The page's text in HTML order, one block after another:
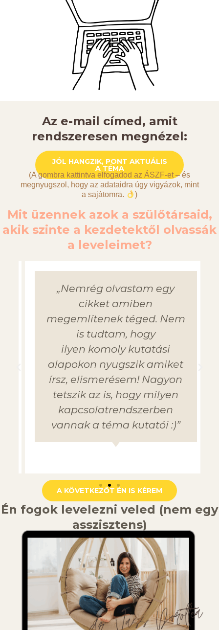
Az e-mail címed, amit
rendszeresen megnézel:
JÓL HANGZIK, PONT AKTUÁLIS
A TÉMA
(A gombra kattintva elfogadod az ÁSZF-et – és
megnyugszol, hogy az adataidra úgy vigyázok, mint
a sajátomra.
)
Mit üzennek azok a szülőtársaid,
akik szinte a kezdetektől olvassák
a leveleimet?
„Nemrég olvastam egy
cikket amiben
megemlítenek téged. Nem
is tudtam, hogy
ilyen komoly kutatási
alapokon nyugszik amiket
írsz, elismerésem! Nagyon
tetszik az is, hogy milyen
kapcsolatrendszerben
vannak a téma kutatói :)”
A KÖVETKEZŐT ÉN IS KÉREM
Én fogok levelezni veled (nem egy
asszisztens)